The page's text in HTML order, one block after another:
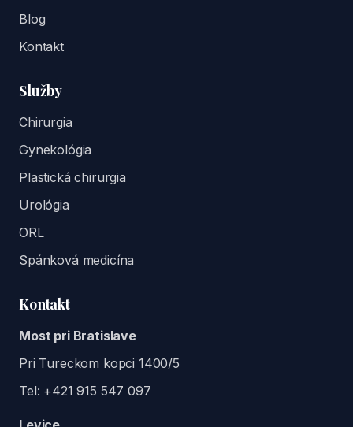
Blog
Kontakt
Služby
Chirurgia
Gynekológia
Plastická chirurgia
Urológia
ORL
Spánková medicína
Kontakt
Most pri Bratislave
Pri Tureckom kopci 1400/5
Tel: +421 915 547 097